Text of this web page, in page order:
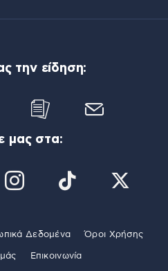
την είδηση:
μας στα:
Δεδομένα Όροι Χρήσης
Επικοινωνία